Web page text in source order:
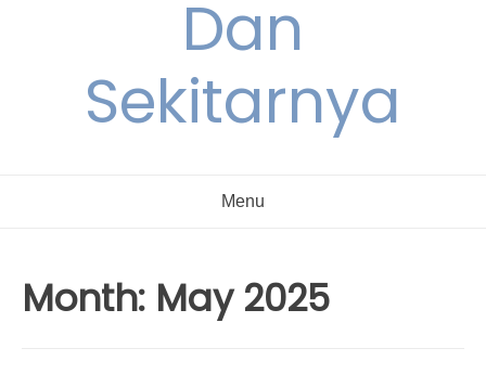
Dan
Sekitarnya
Menu
Month: May 2025